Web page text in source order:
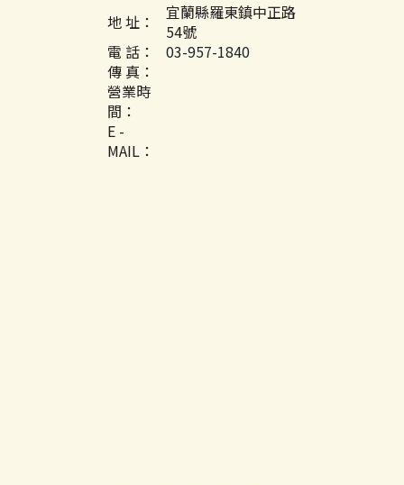
地 址：
宜蘭縣羅東鎮中正路
54號
電 話：
03-957-1840
傳 真：
營業時
間：
E -
MAIL：